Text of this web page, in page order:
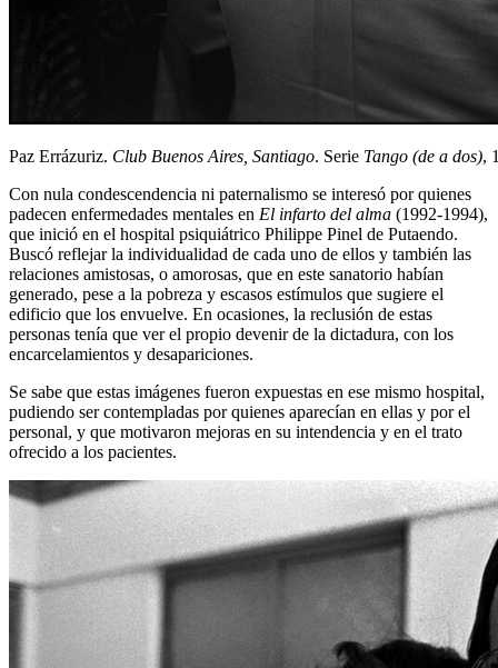
Paz Errázuriz. Club Buenos Aires, Santiago. Serie Tango (de a dos),
Con nula condescendencia ni paternalismo se interesó por quienes
padecen enfermedades mentales en El infarto del alma (1992-1994),
que inició en el hospital psiquiátrico Philippe Pinel de Putaendo.
Buscó reflejar la individualidad de cada uno de ellos y también las
relaciones amistosas, o amorosas, que en este sanatorio habían
generado, pese a la pobreza y escasos estímulos que sugiere el
edificio que los envuelve. En ocasiones, la reclusión de estas
personas tenía que ver el propio devenir de la dictadura, con los
encarcelamientos y desapariciones.
Se sabe que estas imágenes fueron expuestas en ese mismo hospital,
pudiendo ser contempladas por quienes aparecían en ellas y por el
personal, y que motivaron mejoras en su intendencia y en el trato
ofrecido a los pacientes.